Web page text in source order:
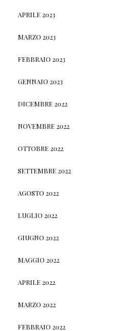
APRILE 2023
MARZO 2023
FEBBRAIO 2023
GENNAIO 2023
DICEMBRE 2022
NOVEMBRE 2022
OTTOBRE 2022
SETTEMBRE 2022
AGOSTO 2022
LUGLIO 2022
GIUGNO 2022
MAGGIO 2022
APRILE 2022
MARZO 2022
FEBBRAIO 2022